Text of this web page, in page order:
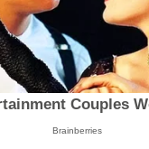
Couples
Brainberries